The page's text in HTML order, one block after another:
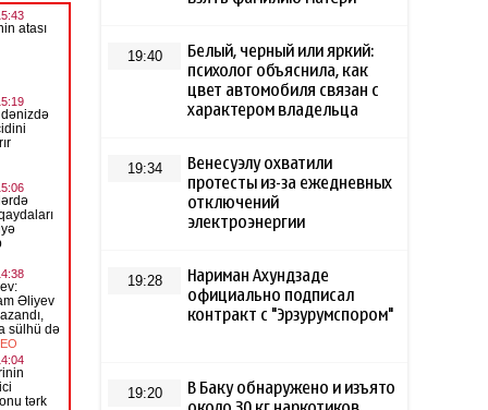
19:40
Белый, черный или яркий:
психолог объяснила, как
цвет автомобиля связан с
характером владельца
19:34
Венесуэлу охватили
протесты из-за ежедневных
отключений
электроэнергии
19:28
Нариман Ахундзаде
официально подписал
контракт с "Эрзурумспором"
19:20
В Баку обнаружено и изъято